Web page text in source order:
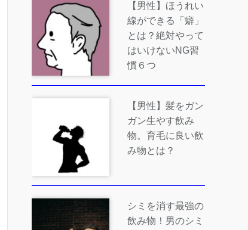
【男性】ほうれい
線ができる「癖」
とは？絶対やって
はいけないNG習
慣６つ
【男性】髪をガン
ガン生やす飲み
物。育毛に良い飲
み物とは？
シミを消す最強の
飲み物！男のシミ